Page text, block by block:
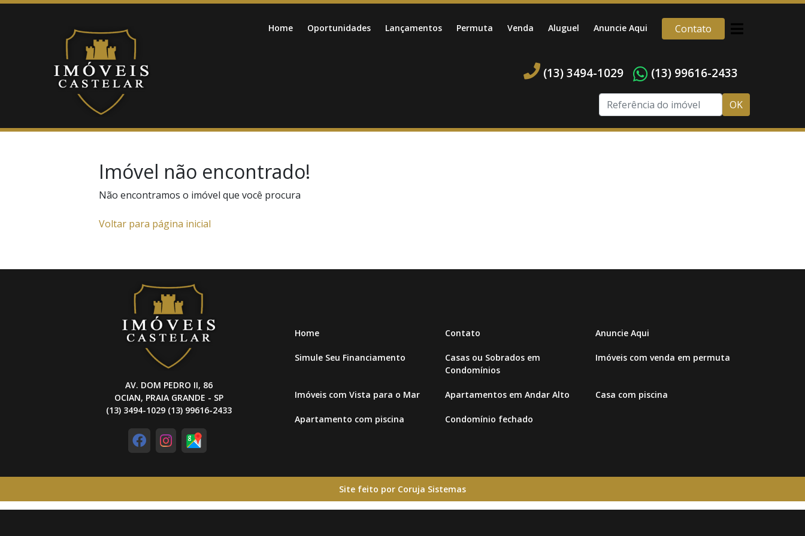
Home Oportunidades Lançamentos Permuta Venda Aluguel Anuncie Aqui Contato
(13) 3494-1029 (13) 99616-2433
OK
Imóvel não encontrado!
Não encontramos o imóvel que você procura
Voltar para página inicial
AV. DOM PEDRO II, 86
OCIAN, PRAIA GRANDE - SP
(13) 3494-1029 (13) 99616-2433
Home Contato Anuncie Aqui
Simule Seu Financiamento
Casas ou Sobrados em
Condomínios
Imóveis com venda em permuta
Imóveis com Vista para o Mar Apartamentos em Andar Alto Casa com piscina
Apartamento com piscina Condomínio fechado
Site feito por Coruja Sistemas